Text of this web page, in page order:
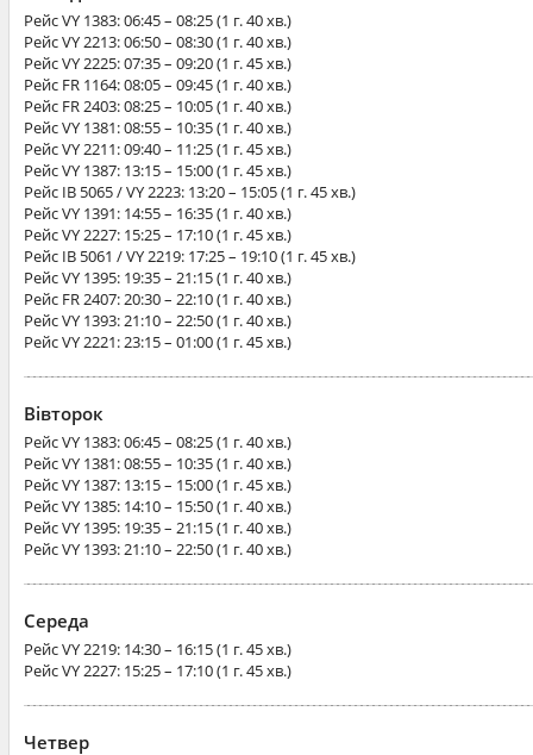
РейсVY 1383: 06:45 – 08:25 (1 г. 40 хв.)
РейсVY 2213: 06:50 – 08:30 (1 г. 40 хв.)
РейсVY 2225: 07:35 – 09:20 (1 г. 45 хв.)
Рейс FR 1164: 08:05 – 09:45 (1 г. 40 хв.)
Рейс FR 2403: 08:25 – 10:05 (1 г. 40 хв.)
РейсVY 1381: 08:55 – 10:35 (1 г. 40 хв.)
РейсVY 2211: 09:40 – 11:25 (1 г. 45 хв.)
РейсVY 1387: 13:15 – 15:00 (1 г. 45 хв.)
Рейс IB 5065 / VY 2223: 13:20 – 15:05 (1 г. 45 хв.)
РейсVY 1391: 14:55 – 16:35 (1 г. 40 хв.)
РейсVY 2227: 15:25 – 17:10 (1 г. 45 хв.)
Рейс IB 5061 / VY 2219: 17:25 – 19:10 (1 г. 45 хв.)
РейсVY 1395: 19:35 – 21:15 (1 г. 40 хв.)
Рейс FR 2407: 20:30 – 22:10 (1 г. 40 хв.)
РейсVY 1393: 21:10 – 22:50 (1 г. 40 хв.)
РейсVY 2221: 23:15 – 01:00 (1 г. 45 хв.)
Вівторок
РейсVY 1383: 06:45 – 08:25 (1 г. 40 хв.)
РейсVY 1381: 08:55 – 10:35 (1 г. 40 хв.)
РейсVY 1387: 13:15 – 15:00 (1 г. 45 хв.)
РейсVY 1385: 14:10 – 15:50 (1 г. 40 хв.)
РейсVY 1395: 19:35 – 21:15 (1 г. 40 хв.)
РейсVY 1393: 21:10 – 22:50 (1 г. 40 хв.)
Середа
РейсVY 2219: 14:30 – 16:15 (1 г. 45 хв.)
РейсVY 2227: 15:25 – 17:10 (1 г. 45 хв.)
Четвер